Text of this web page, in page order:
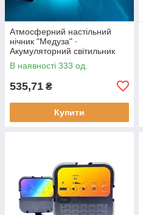
Атмосферний настільний
нічник "Медуза" ∙
Акумуляторний світильник
В наявності 333 од.
535,71 ₴
Купити